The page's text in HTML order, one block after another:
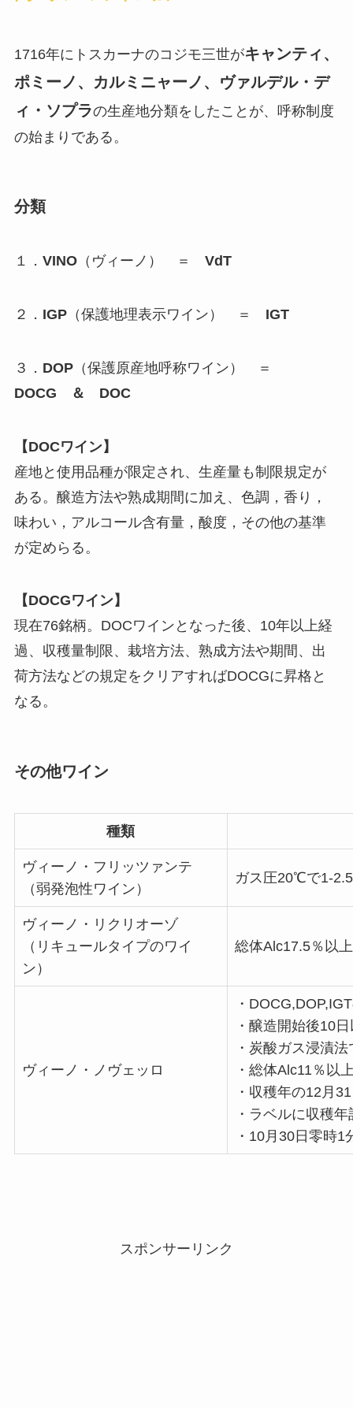
1716年にトスカーナのコジモ三世がキャンティ、
ポミーノ、カルミニャーノ、ヴァルデル・デ
ィ・ソプラの生産地分類をしたことが、呼称制度
の始まりである。
分類
１． VINO（ヴィーノ） ＝ VdT
２． IGP（保護地理表示ワイン） ＝ IGT
３． DOP（保護原産地呼称ワイン） ＝
DOCG ＆ DOC
【DOCワイン】
産地と使用品種が限定され、生産量も制限規定が
ある。醸造方法や熟成期間に加え、色調，香り，
味わい，アルコール含有量，酸度，その他の基準
が定めらる。
【DOCGワイン】
現在76銘柄。DOCワインとなった後、10年以上経
過、収穫量制限、栽培方法、熟成方法や期間、出
荷方法などの規定をクリアすればDOCGに昇格と
なる。
その他ワイン
種類
ヴィーノ・フリッツァンテ
（弱発泡性ワイン）
ガス圧20℃で1-
ヴィーノ・リクリオーゾ
（リキュールタイプのワイ
ン）
総体Alc17.5％以
ヴィーノ・ノヴェッロ
・
・醸造開始後10
・炭酸ガス浸漬
・総体Alc11％以
・収穫年の12月
・ラベルに収穫
・10月30日零時
スポンサーリンク